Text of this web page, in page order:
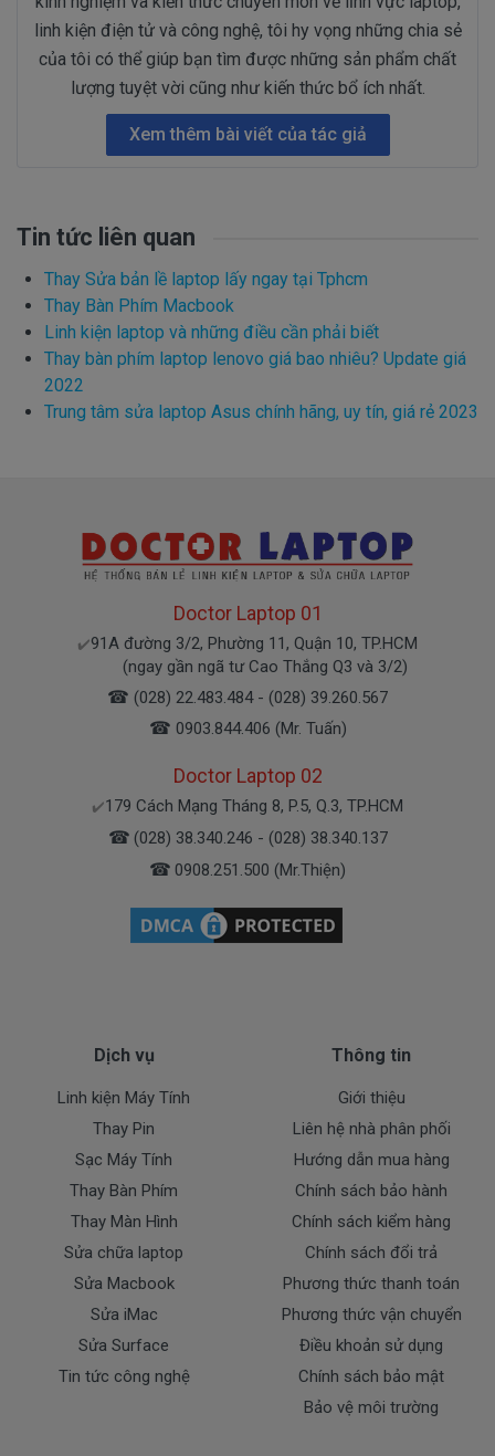
linh kiện điện tử và công nghệ, tôi hy vọng những chia sẻ
của tôi có thể giúp bạn tìm được những sản phẩm chất
lượng tuyệt vời cũng như kiến thức bổ ích nhất.
Xem thêm bài viết của tác giả
Tin tức liên quan
Thay Sửa bản lề laptop lấy ngay tại Tphcm
Thay Bàn Phím Macbook
Linh kiện laptop và những điều cần phải biết
Thay bàn phím laptop lenovo giá bao nhiêu? Update giá
2022
Trung tâm sửa laptop Asus chính hãng, uy tín, giá rẻ 2023
Doctor Laptop 01
✔️91A đường 3/2, Phường 11, Quận 10, TP.HCM
(ngay gần ngã tư Cao Thắng Q3 và 3/2)
☎ (028) 22.483.484 - (028) 39.260.567
☎ 0903.844.406 (Mr. Tuấn)
Doctor Laptop 02
✔️179 Cách Mạng Tháng 8, P.5, Q.3, TP.HCM
☎ (028) 38.340.246 - (028) 38.340.137
☎ 0908.251.500 (Mr.Thiện)
Dịch vụ
Linh kiện Máy Tính
Thay Pin
Sạc Máy Tính
Thay Bàn Phím
Thay Màn Hình
Sửa chữa laptop
Sửa Macbook
Sửa iMac
Sửa Surface
Tin tức công nghệ
Thông tin
Giới thiệu
Liên hệ nhà phân phối
Hướng dẫn mua hàng
Chính sách bảo hành
Chính sách kiểm hàng
Chính sách đổi trả
Phương thức thanh toán
Phương thức vận chuyển
Điều khoản sử dụng
Chính sách bảo mật
Bảo vệ môi trường